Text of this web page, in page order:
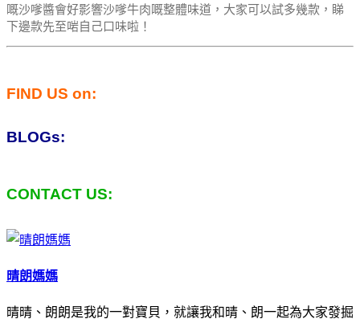
嘅沙嗲醬會好影響沙嗲牛肉嘅整體味道，大家可以試多幾款，睇
下邊款先至啱自己口味啦！
FIND US on:
BLOGs:
CONTACT US:
晴朗媽媽
晴晴、朗朗是我的一對寶貝，就讓我和晴、朗一起為大家發掘